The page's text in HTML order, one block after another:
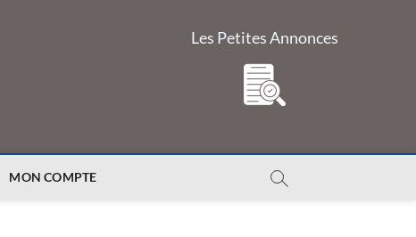
Les Petites Annonces
MON COMPTE